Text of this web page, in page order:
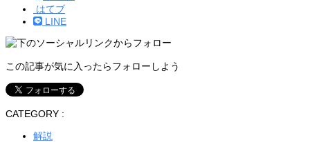
はてブ
LINE
この記事が気に入ったらフォローしよう
CATEGORY :
解説